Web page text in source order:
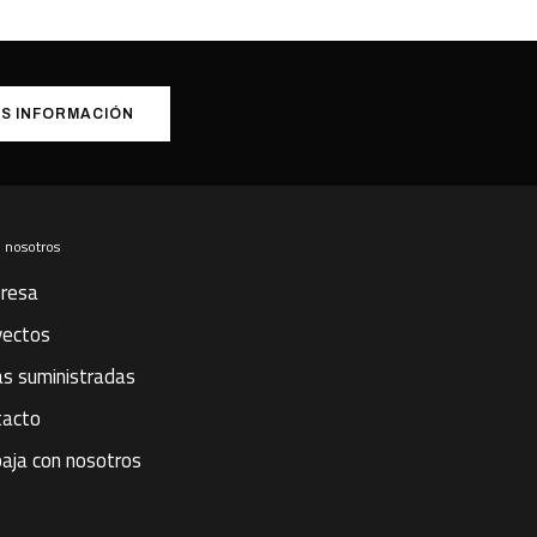
INFORMACIÓN
nosotros
suministradas
con nosotros